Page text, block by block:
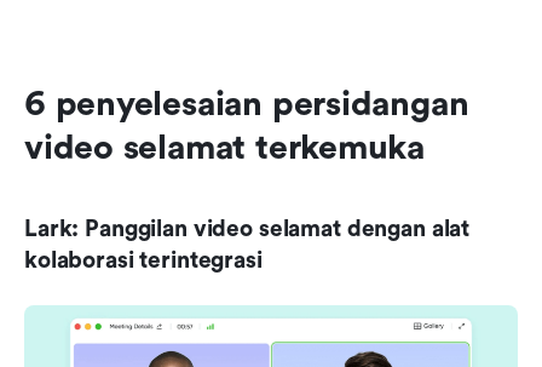
6 penyelesaian persidangan
video selamat terkemuka
Lark: Panggilan video selamat dengan alat
kolaborasi terintegrasi